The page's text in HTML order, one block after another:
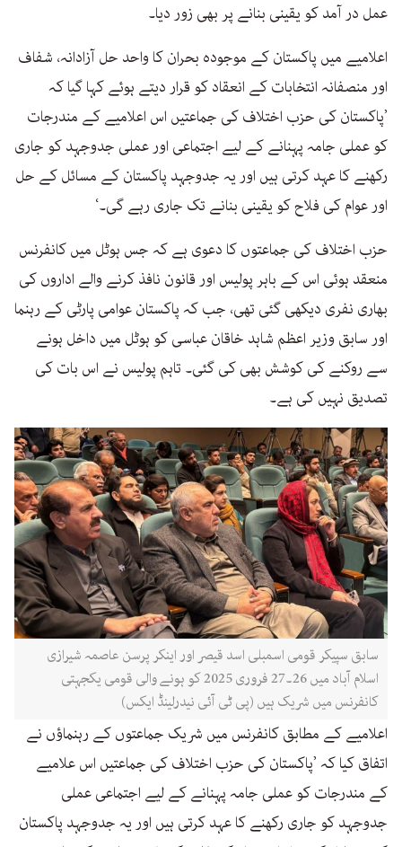
عمل در آمد کو یقینی بنانے پر بھی زور دیا۔
اعلامیے میں پاکستان کے موجودہ بحران کا واحد حل آزادانہ، شفاف
اور منصفانہ انتخابات کے انعقاد کو قرار دیتے ہوئے کہا گیا کہ
’پاکستان کی حزب اختلاف کی جماعتیں اس اعلامیے کے مندرجات
کو عملی جامہ پہنانے کے لیے اجتماعی اور عملی جدوجہد کو جاری
رکھنے کا عہد کرتی ہیں اور یہ جدوجہد پاکستان کے مسائل کے حل
اور عوام کی فلاح کو یقینی بنانے تک جاری رہے گی۔‘
حزب اختلاف کی جماعتوں کا دعوی ہے کہ جس ہوٹل میں کانفرنس
منعقد ہوئی اس کے باہر پولیس اور قانون نافذ کرنے والے اداروں کی
بھاری نفری دیکھی گئی تھی، جب کہ پاکستان عوامی پارٹی کے رہنما
اور سابق وزیر اعظم شاہد خاقان عباسی کو ہوٹل میں داخل ہونے
سے روکنے کی کوشش بھی کی گئی۔ تاہم پولیس نے اس بات کی
تصدیق نہیں کی ہے۔
سابق سپیکر قومی اسمبلی اسد قیصر اور اینکر پرسن عاصمہ شیرازی
اسلام آباد میں 26۔27 فروری 2025 کو ہونے والی قومی یکجہتی
کانفرنس میں شریک ہیں (پی ٹی آئی نیدرلینڈ ایکس) ​​​​​​​
اعلامیے کے مطابق کانفرنس میں شریک جماعتوں کے رہنماؤں نے
اتفاق کیا کہ ’پاکستان کی حزب اختلاف کی جماعتیں اس علامیے
کے مندرجات کو عملی جامہ پہنانے کے لیے اجتماعی عملی
جدوجہد کو جاری رکھنے کا عہد کرتی ہیں اور یہ جدوجہد پاکستان